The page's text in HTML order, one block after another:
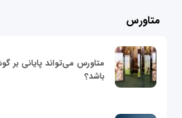
متاورس
متاورس می‌تواند پایانی
باشد؟